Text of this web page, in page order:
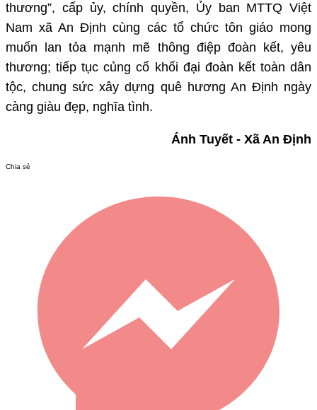
thương”, cấp ủy, chính quyền, Ủy ban MTTQ Việt
Nam xã An Định cùng các tổ chức tôn giáo mong
muốn lan tỏa mạnh mẽ thông điệp đoàn kết, yêu
thương; tiếp tục củng cố khối đại đoàn kết toàn dân
tộc, chung sức xây dựng quê hương An Định ngày
càng giàu đẹp, nghĩa tình.
Ánh Tuyết - Xã An Định
Chia sẻ